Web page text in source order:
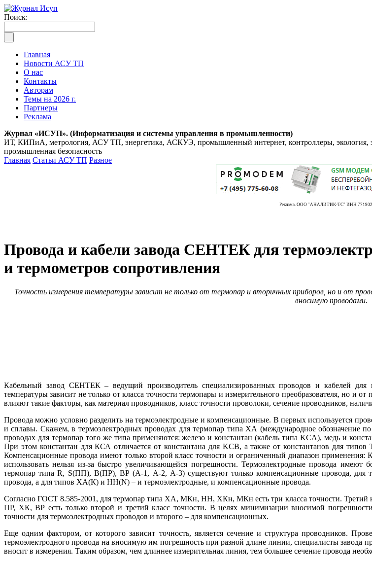
Поиск:
Главная
Новости АСУ ТП
О нас
Контакты
Авторам
Темы на 2026 г.
Партнеры
Реклама
Журнал «ИСУП». (Информатизация и системы управления в промышленности)
ИТ, КИПиА, метрология, АСУ ТП, энергетика, АСКУЭ, промышленный интернет, контроллеры, экология,
промышленная безопасность
Главная Статьи АСУ ТП Разное
Реклама. ООО "АНАЛИТИК-ТС" ИНН
Провода и кабели завода СЕНТЕК для
и термометров сопротивления
Точность измерения температуры зависит не только от термопар и вторичных приборов, но и от
вносимую проводами.
Кабельный завод СЕНТЕК – ведущий производитель специализированных проводов и кабелей для
температуры зависит не только от класса точности термопары и измерительного преобразователя, но
влияют такие факторы, как материал проводников, класс точности проволоки, сечение проводников,
Провода можно условно разделить на термоэлектродные и компенсационные. В первых используется
и сплавы. Скажем, в термоэлектродных проводах для термопар ти­па ХА (международное
проводах для термопар то­го же ти­па применяются: железо и константан (кабель ти­па KCA), медь и
При этом константан для КСА отличается от константана для KCB, а также от константанов для
Компенсационные провода имеют только второй класс точности и ограниченный диапазон
использовать нельзя из-за быстро увеличивающейся погрешности. Термоэлектродные провода
термопар ти­па R, S(ПП), B(ПР), ВР (A‑1, А‑2, А‑3) существуют только компенсационные провода,
провода, а для типов ХА(К) и НН(N) – и термоэлектродные, и компенсационные провода.
Согласно ГОСТ 8.585-2001, для термопар ти­па ХА, МКн, НН, ХКн, МКн есть три класса точности. Третий
ПР, ХК, ВР есть только второй и третий класс точности. В целях минимизации вносимой
точности для термоэлектродных проводов и второго – для компенсационных.
Еще одним фактором, от которого зависит точность, является сечение и структура проводников.
термоэлектродного провода на вносимую им погрешность при разной длине линии, специалисты
вносит в измерения. Таким образом, чем длиннее измерительная линия, тем большее сечение провода